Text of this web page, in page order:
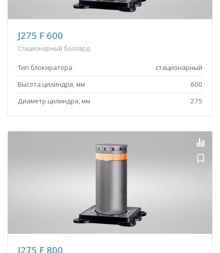
J275 F 600
Стационарный боллард
Тип блокиратора
стационарный
Высота цилиндра, мм
600
Диаметр цилиндра, мм
275
J275 F 800